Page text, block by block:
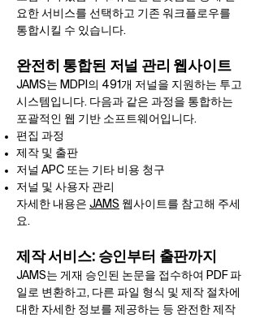
요한 서비스를 선택하고 기존 워크플로우를
통합시킬 수 있습니다.
완전히 통합된 저널 관리 웹사이트
JAMS는 MDPI의 491개 저널을 지원하는 투고
시스템입니다. 다음과 같은 과정을 통합하는
포괄적인 웹 기반 소프트웨어입니다.
편집 과정
제작 및 출판
저널 APC 또는 기타 비용 청구
저널 및 사용자 관리
자세한 내용은 JAMS 웹사이트를 참고해 주세
요.​
제작 서비스: 승인부터 출판까지
JAMS는 게재 승인된 논문을 접수하여 PDF 파
일로 변환하고, 다른 파일 형식 및 제작 절차에
대한 자세한 정보를 제공하는 등 완전한 제작